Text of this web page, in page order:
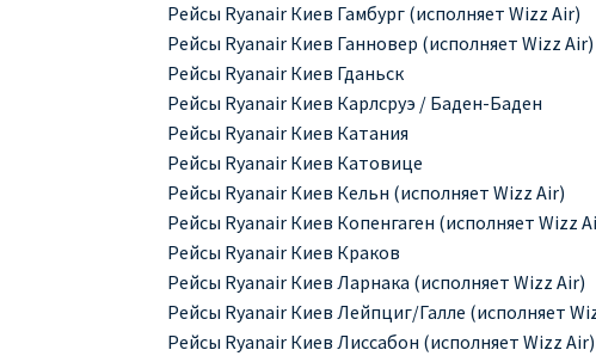
Рейсы Ryanair Киев Гамбург (исполняет Wizz Air)
Рейсы Ryanair Киев Ганновер (исполняет Wizz Air)
Рейсы Ryanair Киев Гданьск
Рейсы Ryanair Киев Карлсруэ / Баден-Баден
Рейсы Ryanair Киев Катания
Рейсы Ryanair Киев Катовице
Рейсы Ryanair Киев Кельн (исполняет Wizz Air)
Рейсы Ryanair Киев Копенгаген (исполняет Wizz
Рейсы Ryanair Киев Краков
Рейсы Ryanair Киев Ларнака (исполняет Wizz Air)
Рейсы Ryanair Киев Лейпциг/Галле (исполняет
Рейсы Ryanair Киев Лиссабон (исполняет Wizz Air)